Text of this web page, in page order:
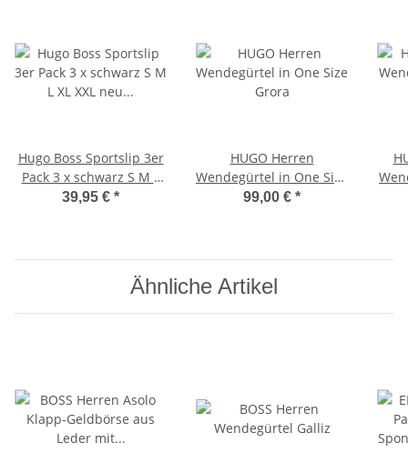
Hugo Boss Sportslip 3er
Pack 3 x schwarz S M L
XL XXL neu Slip Brief
39,95 € *
HUGO Herren
Wendegürtel in One Size
Grora
99,00 € *
Ähnliche Artikel